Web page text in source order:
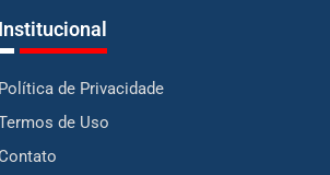
Institucional
Política de Privacidade
de Uso